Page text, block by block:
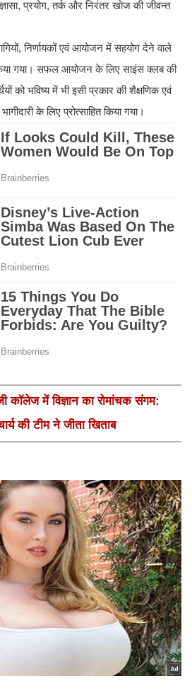
प्रयोग, तर्क और निरंतर खोज की जीवन्त
निर्णायकों एवं आयोजन में सहयोग देने वाले
गया। सफल आयोजन के लिए साइंस क्लब की
को भविष्य में भी इसी प्रकार की शैक्षणिक एवं
के लिए प्रोत्साहित किया गया।
कॉलेज में विज्ञान का रोमांचक संगम:
की टीम ने जीता खिताब